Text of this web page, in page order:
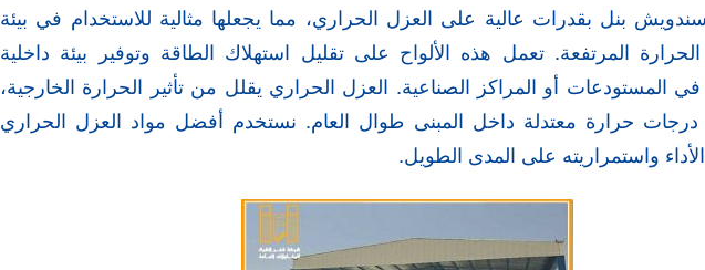
بنل بقدرات عالية على العزل الحراري، مما يجعلها مثالية للاستخدام في بيئة
المرتفعة. تعمل هذه الألواح على تقليل استهلاك الطاقة وتوفير بيئة داخلية
المستودعات أو المراكز الصناعية. العزل الحراري يقلل من تأثير الحرارة الخارجية،
حرارة معتدلة داخل المبنى طوال العام. نستخدم أفضل مواد العزل الحراري
واستمراريته على المدى الطويل.